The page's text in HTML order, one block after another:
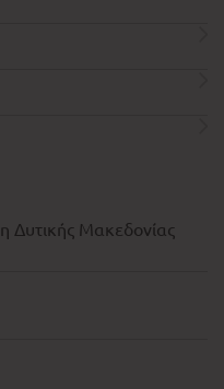
Δυτικής Μακεδονίας